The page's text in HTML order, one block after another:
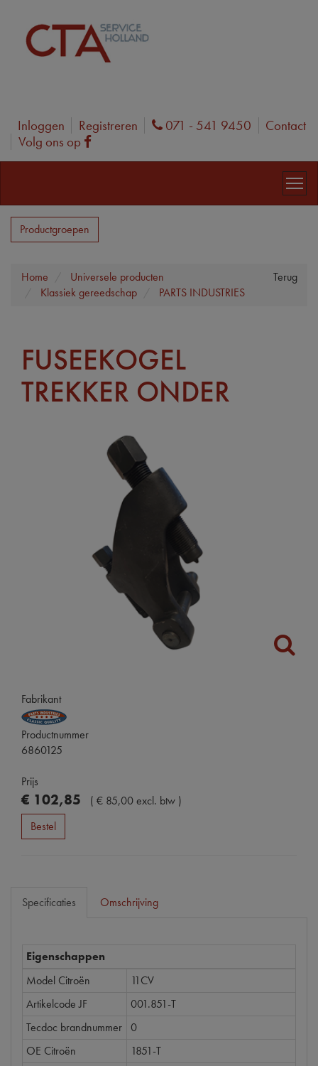
Inloggen Registreren Phone
071 - 541 9450
Contact
Volg ons op
Facebook
Productgroepen
Terug
Home
Universele producten
Klassiek gereedschap
PARTS INDUSTRIES
FUSEEKOGEL
TREKKER ONDER
Fabrikant
Productnummer
6860125
Prijs
€ 102,85 ( € 85,00excl. btw )
Bestel
Specificaties Omschrijving
Eigenschappen
Model Citroën
11CV
Artikelcode JF
001.851-T
Tecdoc brandnummer 0
OE Citroën
1851-T